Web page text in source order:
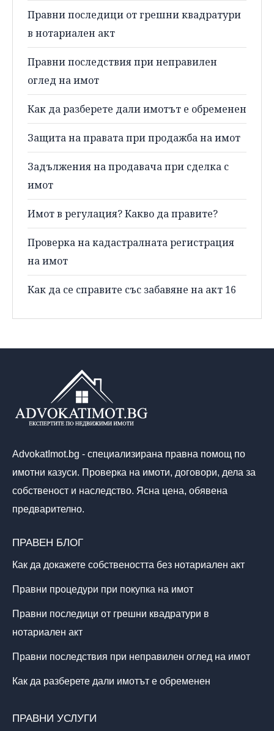
Правни последици от грешни квадратури
в нотариален акт
Правни последствия при неправилен
оглед на имот
Как да разберете дали имотът е обременен
Защита на правата при продажба на имот
Задължения на продавача при сделка с
имот
Имот в регулация? Какво да правите?
Проверка на кадастралната регистрация
на имот
Как да се справите със забавяне на акт 16
AdvokatImot.bg - специализирана правна помощ по
имотни казуси. Проверка на имоти, договори, дела за
собственост и наследство. Ясна цена, обявена
предварително.
ПРАВЕН БЛОГ
Как да докажете собствеността без нотариален акт
Правни процедури при покупка на имот
Правни последици от грешни квадратури в
нотариален акт
Правни последствия при неправилен оглед на имот
Как да разберете дали имотът е обременен
ПРАВНИ УСЛУГИ